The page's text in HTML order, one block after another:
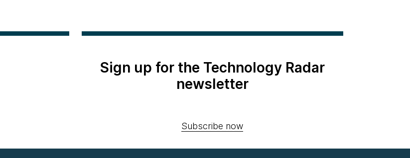
Sign up for the Technology Radar
newsletter
Subscribe now